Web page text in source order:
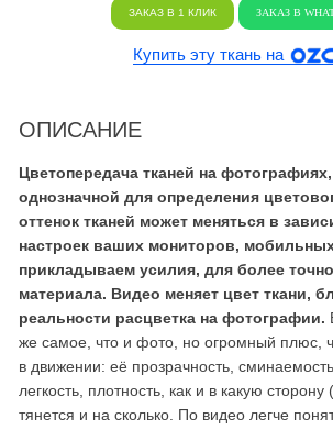
ЗАКАЗ В 1 КЛИК ЗАКАЗ В
Купить эту ткань на
ОПИСАНИЕ
Цветопередача тканей на
однозначной для определения
оттенок тканей может меняться в
настроек ваших мониторов,
прикладываем усилия, для более
материала. Видео меняет цвет ткани,
реальности расцветка на фотографии.
же самое, что и фото, но огромный плюс,
в движении: её прозрачность,
легкость, плотность, как и в какую
тянется и на сколько. По видео легче